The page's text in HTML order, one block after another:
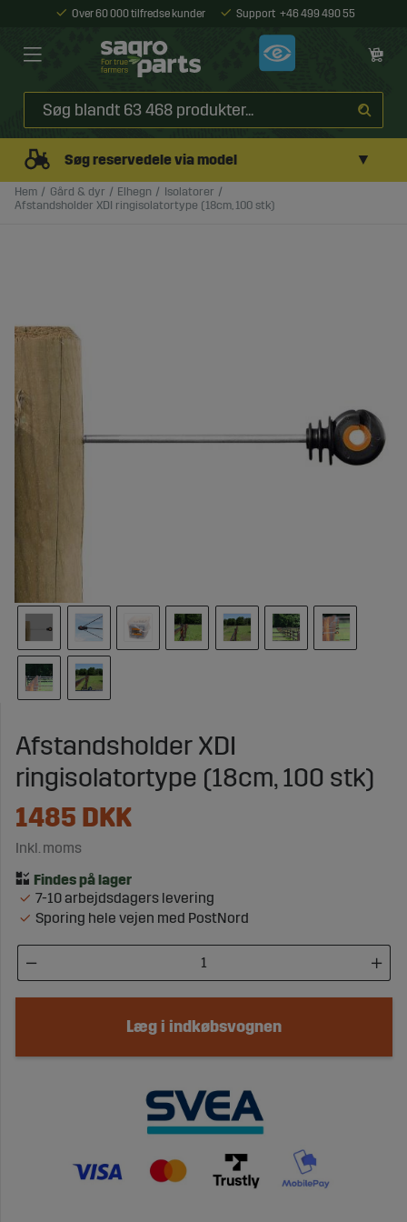
Over 60 000 tilfredse kunder Support +46 499 490 55
Søg reservedele via model ▼
Hem Gård & dyr Elhegn
Isolatorer
Afstandsholder XDI ringisolatortype (18cm, 100 stk)
Afstandsholder XDI
ringisolatortype (18cm, 100 stk)
1485 DKK
Inkl. moms
7-10 arbejdsdagers levering
Sporing hele vejen med PostNord
Læg i indkøbsvognen